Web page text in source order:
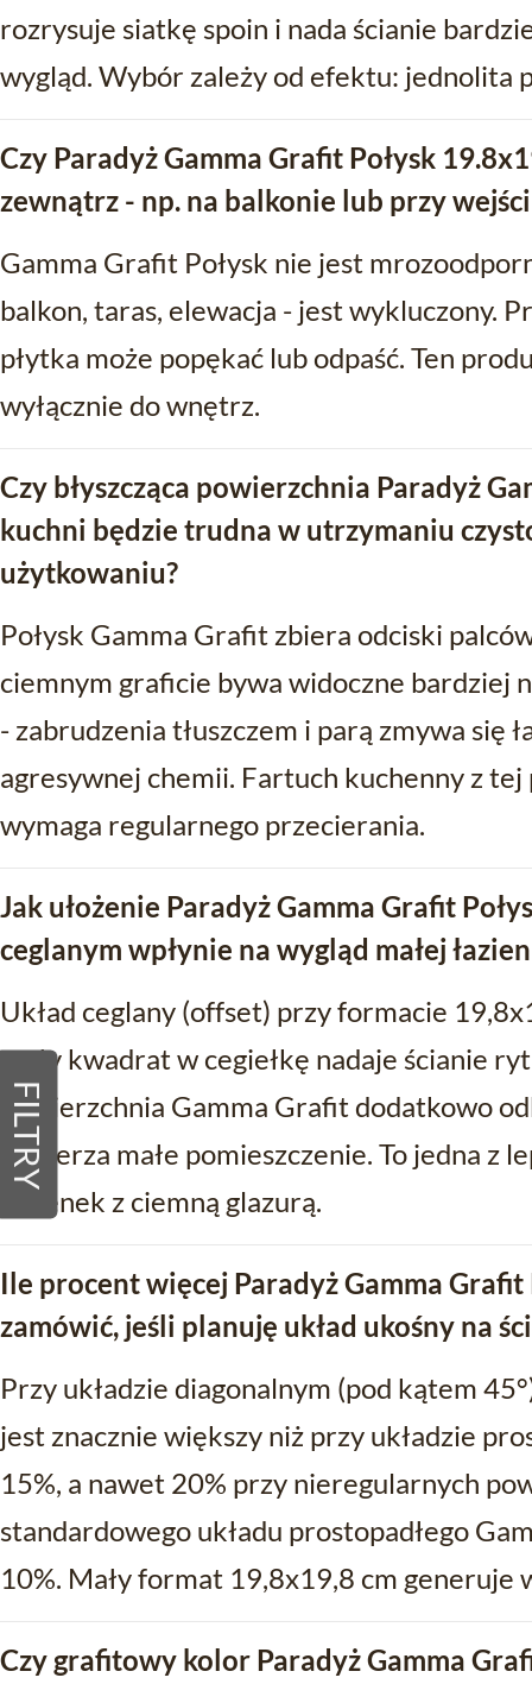
FILTRY
rozrysuje siatkę spoin i nada ścianie
wygląd. Wybór zależy od efektu: jednolita
Czy Paradyż Gamma Grafit Połysk
zewnątrz - np. na balkonie lub przy
Gamma Grafit Połysk nie jest
balkon, taras, elewacja - jest wykluczony.
płytka może popękać lub odpaść. Ten
wyłącznie do wnętrz.
Czy błyszcząca powierzchnia Paradyż
kuchni będzie trudna w utrzymaniu
użytkowaniu?
Połysk Gamma Grafit zbiera odciski
ciemnym graficie bywa widoczne bardziej
- zabrudzenia tłuszczem i parą zmywa się
agresywnej chemii. Fartuch kuchenny z
wymaga regularnego przecierania.
Jak ułożenie Paradyż Gamma Grafit
ceglanym wpłynie na wygląd małej
Układ ceglany (offset) przy formacie
mały kwadrat w cegiełkę nadaje ścianie
powierzchnia Gamma Grafit dodatkowo
poszerza małe pomieszczenie. To jedna z
łazienek z ciemną glazurą.
Ile procent więcej Paradyż Gamma
zamówić, jeśli planuję układ ukośny na
Przy układzie diagonalnym (pod kątem
jest znacznie większy niż przy układzie
15%, a nawet 20% przy nieregularnych
standardowego układu prostopadłego
10%. Mały format 19,8x19,8 cm generuje
Czy grafitowy kolor Paradyż Gamma